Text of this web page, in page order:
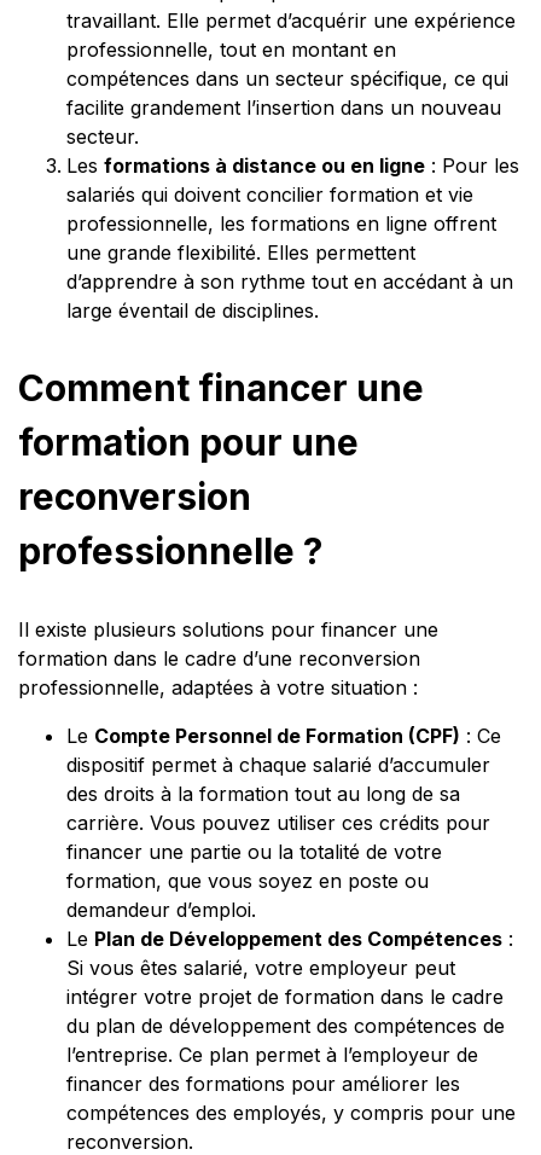
travaillant. Elle permet d’acquérir une expérience
professionnelle, tout en montant en
compétences dans un secteur spécifique, ce qui
facilite grandement l’insertion dans un nouveau
secteur.
Les formations à distance ou en ligne : Pour les
salariés qui doivent concilier formation et vie
professionnelle, les formations en ligne offrent
une grande flexibilité. Elles permettent
d’apprendre à son rythme tout en accédant à un
large éventail de disciplines.
Comment financer une
formation pour une
reconversion
professionnelle ?
Il existe plusieurs solutions pour financer une
formation dans le cadre d’une reconversion
professionnelle, adaptées à votre situation :
Le Compte Personnel de Formation (CPF) : Ce
dispositif permet à chaque salarié d’accumuler
des droits à la formation tout au long de sa
carrière. Vous pouvez utiliser ces crédits pour
financer une partie ou la totalité de votre
formation, que vous soyez en poste ou
demandeur d’emploi.
Le Plan de Développement des Compétences :
Si vous êtes salarié, votre employeur peut
intégrer votre projet de formation dans le cadre
du plan de développement des compétences de
l’entreprise. Ce plan permet à l’employeur de
financer des formations pour améliorer les
compétences des employés, y compris pour une
reconversion.